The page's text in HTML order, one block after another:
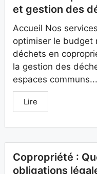
et gestion des
Accueil Nos
optimiser le budget
déchets en
la gestion des
espaces communs...
Lire
Copropriété :
obligations